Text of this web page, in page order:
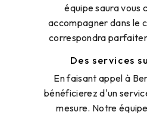
équipe saura vous
accompagner dans le
correspondra
Des services
En faisant appel à
bénéficierez d'un
mesure. Notre